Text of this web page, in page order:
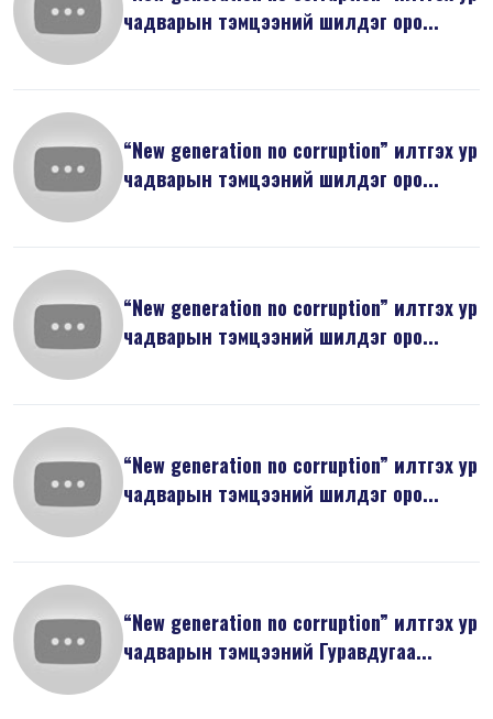
чадварын тэмцээний шилдэг оро...
“New generation no corruption” илтгэх ур
чадварын тэмцээний шилдэг оро...
“New generation no corruption” илтгэх ур
чадварын тэмцээний шилдэг оро...
“New generation no corruption” илтгэх ур
чадварын тэмцээний шилдэг оро...
“New generation no corruption” илтгэх ур
чадварын тэмцээний Гуравдугаа...